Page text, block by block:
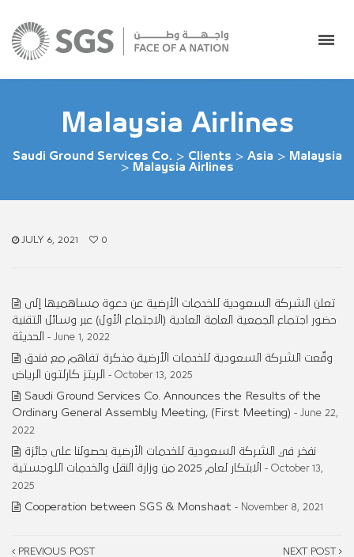
Malaysia Airlines
Saudi Ground Services Co. > Clients > Asia > Malaysia
> Malaysia Airlines
JULY 6, 2021 0
تعلن الشركة السعودية للخدمات الأرضية عن دعوة مساهميها إلى
حضور اجتماع الجمعية العامة العادية (الاجتماع الأول) عبر وسائل التقنية
الحديثة
- June 1, 2022
وقّعت الشركة السعودية للخدمات الأرضية مذكرة تفاهم مع فندق
الريتز كارلتون الرياض
- October 13, 2025
Saudi Ground Services Co. Announces the Results of the
Ordinary General Assembly Meeting, (First Meeting) - June 22,
2022
نفخر في الشركة السعودية للخدمات الأرضية بحصولنا على جائزة
الابتكار لعام 2025 من وزارة النقل والخدمات اللوجستية
- October 13,
2025
Cooperation between SGS & Monshaat - November 8, 2021
PREVIOUS POST
NEXT POST